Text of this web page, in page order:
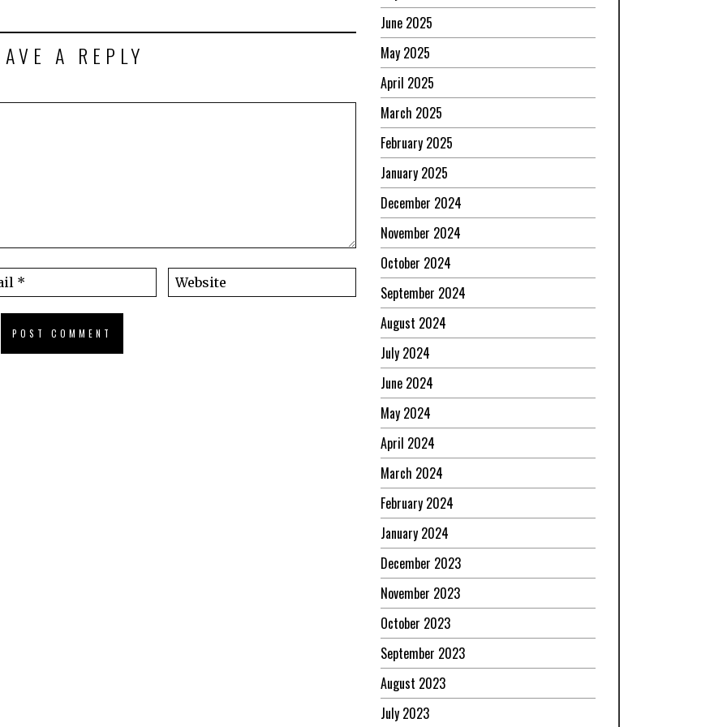
A REPLY
June 2025
May 2025
April 2025
March 2025
February 2025
January 2025
December 2024
November 2024
October 2024
September 2024
August 2024
July 2024
June 2024
May 2024
April 2024
March 2024
February 2024
January 2024
December 2023
November 2023
October 2023
September 2023
August 2023
July 2023